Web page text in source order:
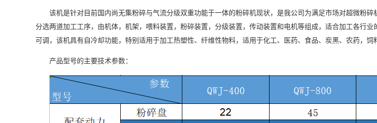
该机是针对目前国内尚无集粉碎与气流分级双重功能于一体的粉碎机现状，是我公司为满足市场对超微粉
分选两道加工工序，由机体，机架，喂料装置，粉碎装置，分级装置，传动装置和电机等组成，适合加工各行
可调，该机具有自冷却功能，特别适用于加工热塑性、纤维性物料，适用于化工、医药、食品、炭黑、农药，
产品型号的主要技术参数：